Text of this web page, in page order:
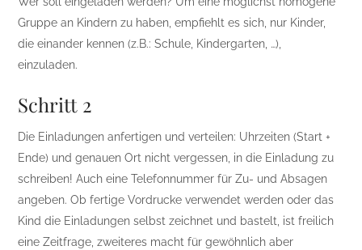
Gruppe an Kindern zu haben, empfiehlt es sich, nur Kinder,
die einander kennen (z.B.: Schule, Kindergarten, …),
einzuladen.
Schritt 2
Die Einladungen anfertigen und verteilen: Uhrzeiten (Start +
Ende) und genauen Ort nicht vergessen, in die Einladung zu
schreiben! Auch eine Telefonnummer für Zu- und Absagen
angeben. Ob fertige Vordrucke verwendet werden oder das
Kind die Einladungen selbst zeichnet und bastelt, ist freilich
eine Zeitfrage, zweiteres macht für gewöhnlich aber